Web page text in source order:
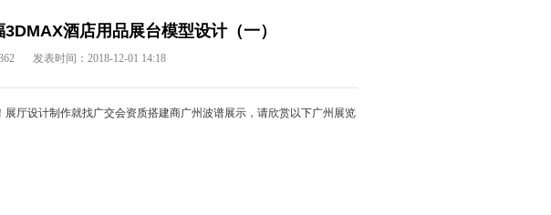
酒店用品展台模型设计（一）
发表时间：2018-12-01 14:18
展厅设计制作就找广交会资质搭建商广州波谱展示，请欣赏以下广州展览